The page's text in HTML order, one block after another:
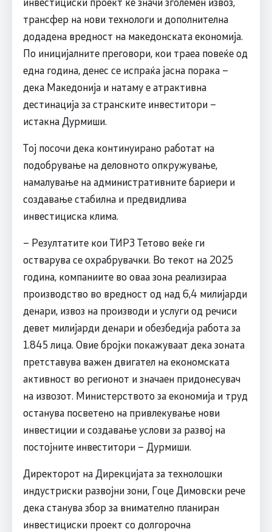
трансфер на нови технологи и дополнителна
додадена вредност на македонската економија.
По иницијалните преговори, кои траеа повеќе од
една година, денес се испраќа јасна порака –
дека Македонија и натаму е атрактивна
дестинација за странските инвеститори –
истакна Дурмиши.
Тој посочи дека континуирано работат на
подобрување на деловното опкружување,
намалување на административните бариери и
создавање стабилна и предвидлива
инвестициска клима.
– Резултатите кои ТИРЗ Тетово веќе ги
остварува се охрабрувачки. Во текот на 2025
година, компаниите во оваа зона реализираа
производство во вредност од над 6,4 милијарди
денари, извоз на производи и услуги од речиси
девет милијарди денари и обезбедија работа за
1.845 лица. Овие бројки покажуваат дека зоната
претставува важен двигател на економската
активност во регионот и значаен придонесувач
на извозот. Министерството за економија и труд
останува посветено на привлекување нови
инвестиции и создавање услови за развој на
постојните инвеститори – Дурмиши.
Директорот на Дирекцијата за технолошки
индустриски развојни зони, Гоце Димовски рече
дека станува збор за внимателно планиран
инвестициски проект со долгорочна